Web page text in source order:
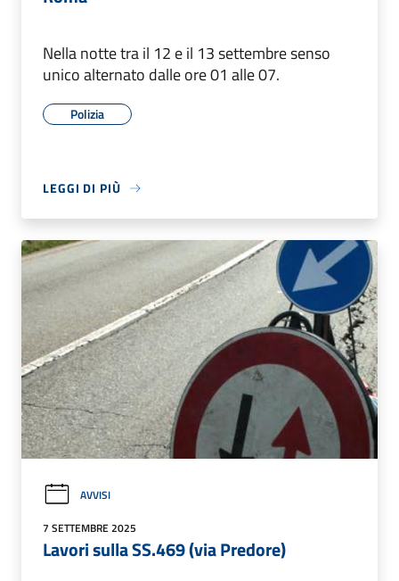
Nella notte tra il 12 e il 13 settembre senso
unico alternato dalle ore 01 alle 07.
Polizia
LEGGI DI PIÙ
AVVISI
7 SETTEMBRE 2025
Lavori sulla SS.469 (via Predore)